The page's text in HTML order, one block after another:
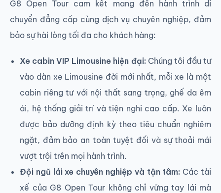
G8 Open Tour cam kết mang đến hành trình di
chuyển đẳng cấp cùng dịch vụ chuyên nghiệp, đảm
bảo sự hài lòng tối đa cho khách hàng:
Xe cabin VIP Limousine hiện đại: Chúng tôi đầu tư
vào dàn xe Limousine đời mới nhất, mỗi xe là một
cabin riêng tư với nội thất sang trọng, ghế da êm
ái, hệ thống giải trí và tiện nghi cao cấp. Xe luôn
được bảo dưỡng định kỳ theo tiêu chuẩn nghiêm
ngặt, đảm bảo an toàn tuyệt đối và sự thoải mái
vượt trội trên mọi hành trình.
Đội ngũ lái xe chuyên nghiệp và tận tâm: Các tài
xế của G8 Open Tour không chỉ vững tay lái mà